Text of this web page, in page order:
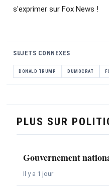
s'exprimer sur Fox News !
SUJETS CONNEXES
DONALD TRUMP DUMOCRAT
PLUS SUR
Gouvernement
Il y a 1 jour